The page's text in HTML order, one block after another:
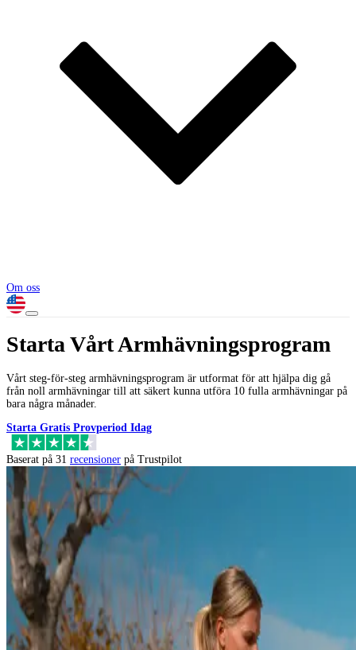
Om oss
Starta Vårt Armhävningsprogram
Vårt steg-för-steg armhävningsprogram är utformat för att hjälpa dig gå
från noll armhävningar till att säkert kunna utföra 10 fulla armhävningar på
bara några månader.
Starta Gratis Provperiod Idag
Baserat på 31 recensioner på Trustpilot